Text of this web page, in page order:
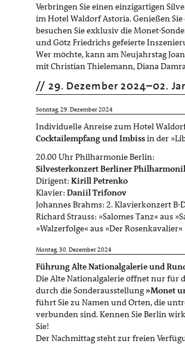
Verbringen Sie einen einzigartigen
im Hotel Waldorf Astoria. Genießen
besuchen Sie exklusiv die Monet-
und Götz Friedrichs gefeierte
Wer möchte, kann am Neujahrstag
mit Christian Thielemann, Diana
29. Dezember 2024–02.
Sonntag, 29. Dezember 2024
Individuelle Anreise zum Hotel
Cocktailempfang und Imbissin der
20.00 Uhr Philharmonie Berlin:
Silvesterkonzert Berliner
Dirigent: Kirill Petrenko
Klavier: Daniil Trifonov
Johannes Brahms: 2. Klavierkonzert B-
Richard Strauss: »Salomes Tanz« aus
»Walzerfolge« aus »Der Rosenkavalier«
Montag, 30. Dezember 2024
Führung Alte Nationalgalerie und
Die Alte Nationalgalerie öffnet nur für
durch die Sonderausstellung »Monet
führt Sie zu Namen und Orten, die
verbunden sind. Kennen Sie Berlin
Sie!
Der Nachmittag steht zur freien